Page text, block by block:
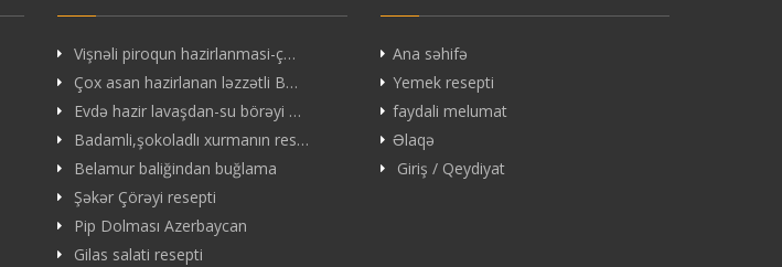
Vişnəli piroqun hazirlanmasi-ç…
Çox asan hazirlanan ləzzətli B…
Evdə hazir lavaşdan-su börəyi …
Badamli,şokoladlı xurmanın res…
Belamur baliğindan buğlama
Şəkər Çörəyi resepti
Pip Dolması Azerbaycan
Gilas salati resepti
Ana səhifə
Yemek resepti
faydali melumat
Əlaqə
Giriş / Qeydiyat